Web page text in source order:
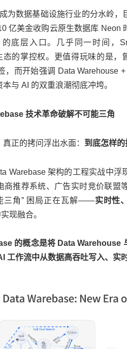
为数据基础设施行业的分水岭
亿美金收购云原生数据库 Neon
的底层入口。几乎同一时间，
态的掌控权。更值得玩味的是
，而开始强调 Data Warehouse
与 AI 的双重浪潮彻底冲垮。
技术革命破解不可能三角
真正的拷问浮出水面： 到底怎样的
Warebase 架构的工程实战中
商推荐系统、广告实时竞价联盟
三角” 困局正在瓦解——实时性
现融合。
的概念是将 Data Warehouse
工作流中从数据高吞吐写入、实